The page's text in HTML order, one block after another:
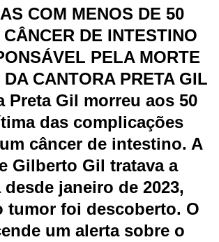
COM MENOS DE 50
DE INTESTINO
PELA MORTE
DA CANTORA PRETA GIL
Preta Gil morreu aos 50
das complicações
câncer de intestino. A
Gilberto Gil tratava a
desde janeiro de 2023,
tumor foi descoberto. O
um alerta sobre o